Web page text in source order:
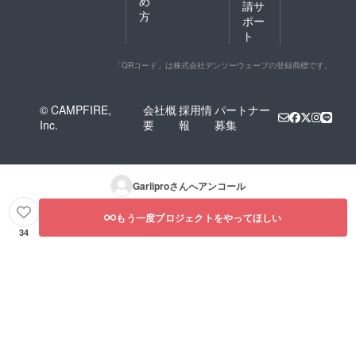
方
請サ
ポー
ト
「QRコード」は株式会社デンソーウェーブの登録商標です。
© CAMPFIRE,
Inc.
会社概
要
採用情
報
パートナー
募集
Garliproさんへアンコール
34
もう一度プロジェクトをやってほしい